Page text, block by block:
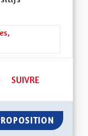
49 ABONNÉS
SUIVRE